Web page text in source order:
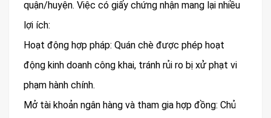
quận/huyện. Việc có giấy chứng nhận mang lại nhiều
lợi ích:
Hoạt động hợp pháp: Quán chè được phép hoạt
động kinh doanh công khai, tránh rủi ro bị xử phạt vi
phạm hành chính.
Mở tài khoản ngân hàng và tham gia hợp đồng: Chủ